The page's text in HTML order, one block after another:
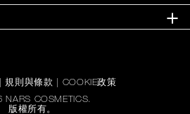
|規則與條款 | COOKIE政策
NARS COSMETICS.
版權所有。